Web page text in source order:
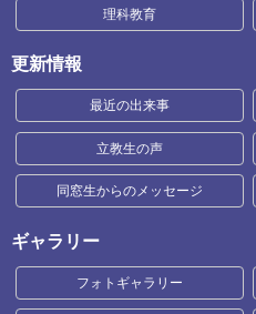
理科教育
更新情報
最近の出来事
立教生の声
同窓生からのメッセージ
ギャラリー
フォトギャラリー